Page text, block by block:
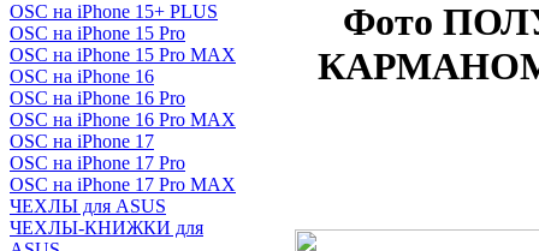
OSC на iPhone 15+ PLUS
OSC на iPhone 15 Pro
OSC на iPhone 15 Pro MAX
OSC на iPhone 16
OSC на iPhone 16 Pro
OSC на iPhone 16 Pro MAX
OSC на iPhone 17
OSC на iPhone 17 Pro
OSC на iPhone 17 Pro MAX
ЧЕХЛЫ для ASUS
ЧЕХЛЫ-КНИЖКИ для
Фото
КАРМАНОМ